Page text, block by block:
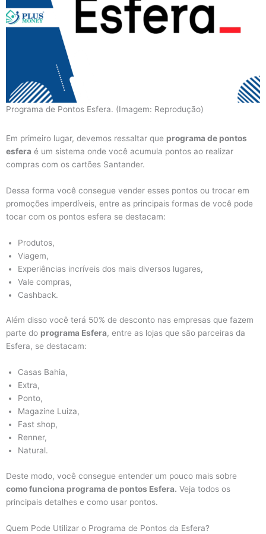
Programa de Pontos Esfera. (Imagem: Reprodução)
Em primeiro lugar, devemos ressaltar que programa de pontos
esfera é um sistema onde você acumula pontos ao realizar
compras com os cartões Santander.
Dessa forma você consegue vender esses pontos ou trocar em
promoções imperdíveis, entre as principais formas de você pode
tocar com os pontos esfera se destacam:
Produtos,
Viagem,
Experiências incríveis dos mais diversos lugares,
Vale compras,
Cashback.
Além disso você terá 50% de desconto nas empresas que fazem
parte do programa Esfera, entre as lojas que são parceiras da
Esfera, se destacam:
Casas Bahia,
Extra,
Ponto,
Magazine Luiza,
Fast shop,
Renner,
Natural.
Deste modo, você consegue entender um pouco mais sobre
como funciona programa de pontos Esfera. Veja todos os
principais detalhes e como usar pontos.
Quem Pode Utilizar o Programa de Pontos da Esfera?